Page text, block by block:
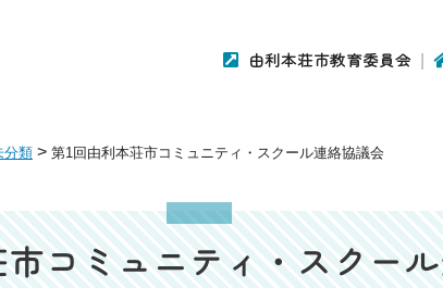
由利本荘市教育委員会
分類 > 第1回由利本荘市コミュニティ・スクール連絡協議会
コミュニティ・スクー